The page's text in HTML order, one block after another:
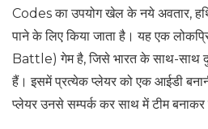
Codes का उपयोग खेल के नये अवतार,
पाने के लिए किया जाता है। यह एक
Battle) गेम है, जिसे भारत के साथ-साथ
हैं। इसमें प्रत्येक प्लेयर को एक आईडी
प्लेयर उनसे सम्पर्क कर साथ में टीम